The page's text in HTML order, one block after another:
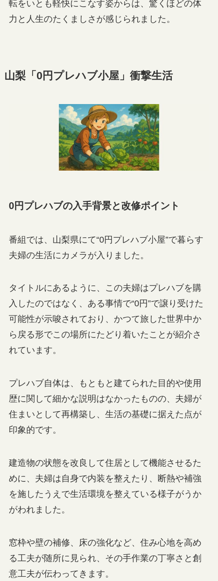
転をいとも軽快にこなす姿からは、驚くほどの体
力と人生のたくましさが感じられました。
山梨「0円プレハブ小屋」衝撃生活
0円プレハブの入手背景と改修ポイント
番組では、山梨県にて“0円プレハブ小屋”で暮らす
夫婦の生活にカメラが入りました。
タイトルにあるように、この夫婦はプレハブを購
入したのではなく、ある事情で“0円”で譲り受けた
可能性が示唆されており、かつて旅した世界中か
ら戻る形でこの場所にたどり着いたことが紹介さ
れています。
プレハブ自体は、もともと建てられた目的や使用
歴に関して細かな説明はなかったものの、夫婦が
住まいとして再構築し、生活の基礎に据えた点が
印象的です。
建造物の状態を改良して住居として機能させるた
めに、夫婦は自身で内装を整えたり、断熱や補強
を施したうえで生活環境を整えている様子がうか
がわれました。
窓枠や壁の補修、床の強化など、住み心地を高め
る工夫が随所に見られ、その手作業の丁寧さと創
意工夫が伝わってきます。